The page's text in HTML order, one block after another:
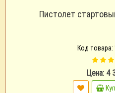
Пистолет
Код товара:
Цена: 4